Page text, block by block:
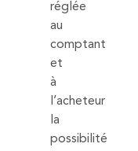
réglée
au
comptant
et
à
l’acheteur
la
possibilité